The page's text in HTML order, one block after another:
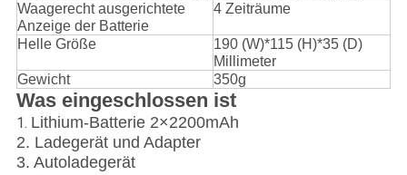
Waagerecht ausgerichtete
Anzeige der Batterie
4 Zeiträume
Helle Größe
190 (W)*115 (H)*35 (D)
Millimeter
Gewicht
350g
Was eingeschlossen ist
1. Lithium-Batterie 2×2200mAh
2. Ladegerät und Adapter
3. Autoladegerät